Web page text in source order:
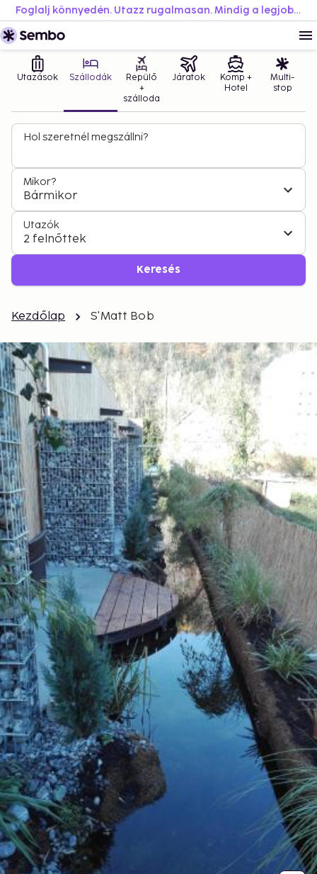
Foglalj könnyedén. Utazz rugalmasan. Mindig a legjobb áron.
Utazások Szállodák
Repülő
+
szálloda
Járatok
Komp +
Hotel
Multi-
stop
Hol szeretnél megszállni?
Mikor?
Bármikor
Utazók
2 felnőttek
Keresés
Kezdőlap S'Matt Bob